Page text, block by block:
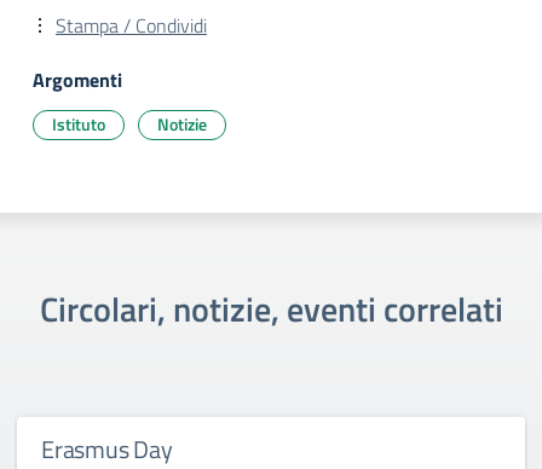
Stampa / Condividi
Argomenti
Istituto Notizie
Circolari, notizie, eventi correlati
Erasmus Day